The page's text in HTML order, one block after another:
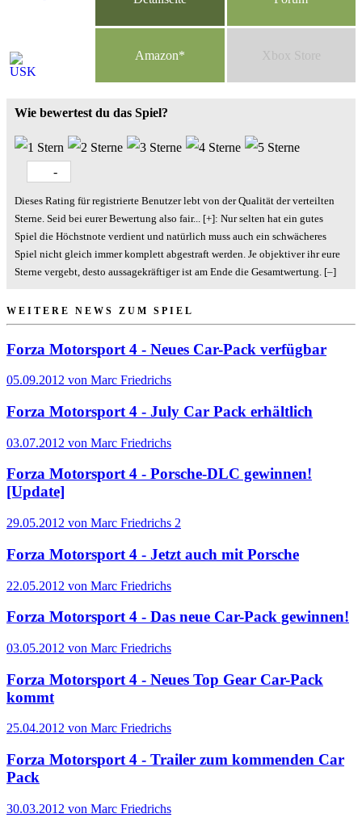
Amazon* Xbox Store
Wie bewertest du das Spiel?
-
Dieses Rating für registrierte Benutzer lebt von der Qualität der verteilten
Sterne. Seid bei eurer Bewertung also fair... [+]: Nur selten hat ein gutes
Spiel die Höchstnote verdient und natürlich muss auch ein schwächeres
Spiel nicht gleich immer komplett abgestraft werden. Je objektiver ihr eure
Sterne vergebt, desto aussagekräftiger ist am Ende die Gesamtwertung. [–]
WEITERE NEWS ZUM SPIEL
Forza Motorsport 4 - Neues Car-Pack verfügbar
05.09.2012 von Marc Friedrichs
Forza Motorsport 4 - July Car Pack erhältlich
03.07.2012 von Marc Friedrichs
Forza Motorsport 4 - Porsche-DLC gewinnen!
[Update]
29.05.2012 von Marc Friedrichs 2
Forza Motorsport 4 - Jetzt auch mit Porsche
22.05.2012 von Marc Friedrichs
Forza Motorsport 4 - Das neue Car-Pack gewinnen!
03.05.2012 von Marc Friedrichs
Forza Motorsport 4 - Neues Top Gear Car-Pack
kommt
25.04.2012 von Marc Friedrichs
Forza Motorsport 4 - Trailer zum kommenden Car
Pack
30.03.2012 von Marc Friedrichs